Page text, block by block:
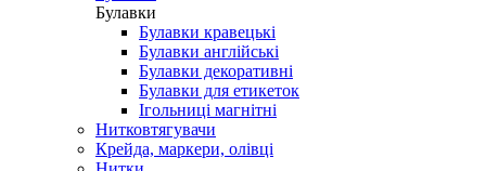
Булавки
Булавки кравецькі
Булавки англійські
Булавки декоративні
Булавки для етикеток
Ігольниці магнітні
Нитковтягувачи
Крейда, маркери, олівці